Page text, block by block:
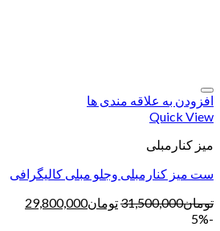
افزودن به علاقه مندی ها
Quick View
میز کنارمبلی
ست میز کنارمبلی وجلو مبلی کالیگرافی
تومان31,500,000تومان29,800,000
-5%